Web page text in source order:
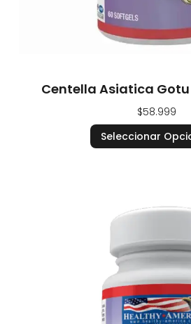
Centella Asiatica
$58.999
Seleccionar